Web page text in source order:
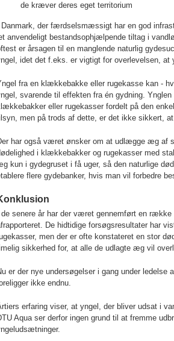
de kræver deres eget territorium
I Danmark, der færdselsmæssigt har en god
anvendeligt bestandsophjælpende tiltag i
er årsagen til en manglende naturlig
idet det f.eks. er vigtigt for overlevelsen,
fra en klækkebakke eller rugekasse kan -
svarende til effekten fra én gydning.
eller rugekasser fordelt på den
men på trods af dette, er det ikke sikkert,
har også været ønsker om at udlægge æg af
i klækkebakker og rugekasser med
kun i gydegruset i få uger, så den naturlige
flere gydebanker, hvis man vil forbedre
I de senere år har der været gennemført en
De hidtidige forsøgsresultater har
men der er ofte konstateret en stor
sikkerhed for, at alle de udlagte æg vil
er der nye undersøgelser i gang under
ikke endnu.
erfaring viser, at yngel, der bliver udsat i
Aqua ser derfor ingen grund til at fremme